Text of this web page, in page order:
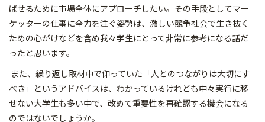
ばせるために市場全体にアプローチしたい。その手段としてマー
ケッターの仕事に全力を注ぐ姿勢は、激しい競争社会で生き抜く
ための心がけなどを含め我々学生にとって非常に参考になる話だ
ったと思います。
また、繰り返し取材中で仰っていた「人とのつながりは大切にす
べき」というアドバイスは、わかっているけれども中々実行に移
せない大学生も多い中で、改めて重要性を再確認する機会になる
のではないでしょうか。